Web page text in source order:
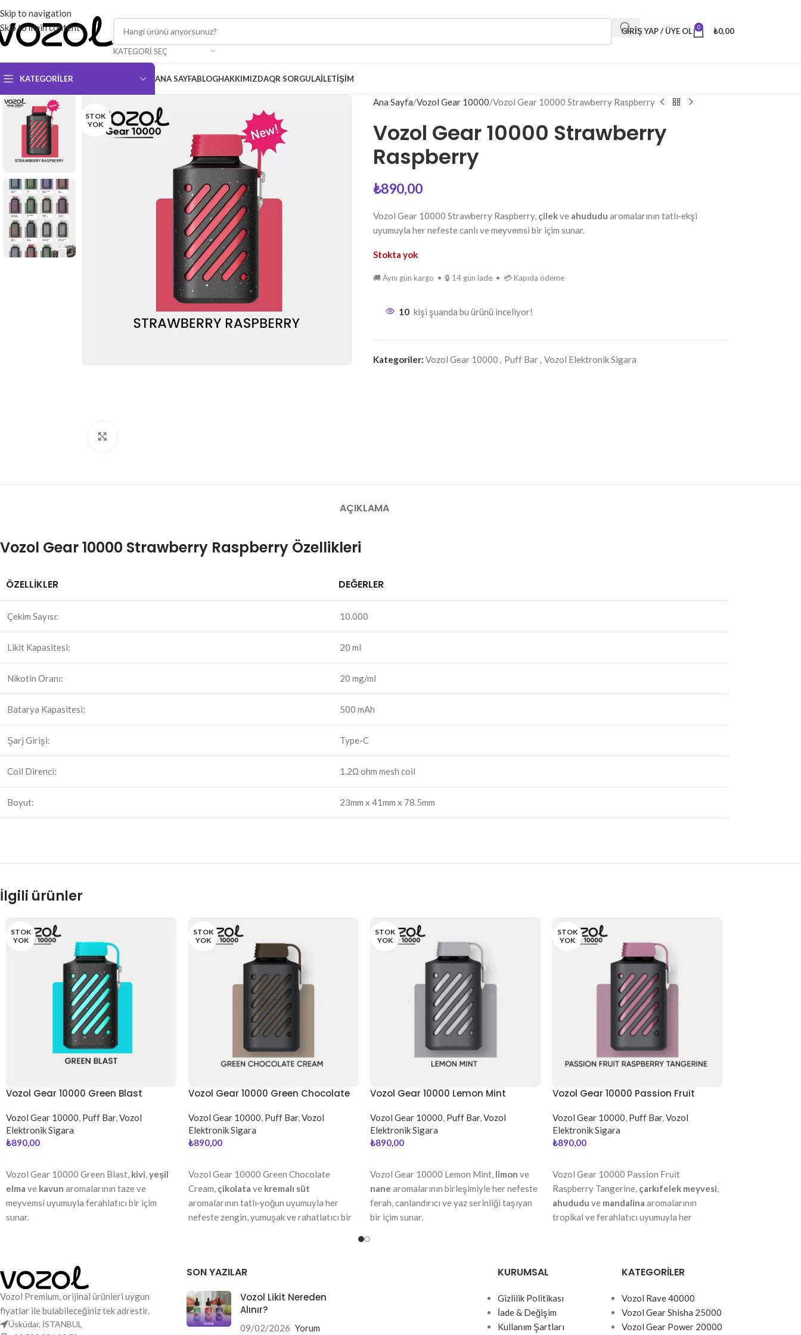
Skip to navigation
Skip to main content
KATEGORI SEÇ
GIRIŞ YAP / ÜYE OL 0 ₺0,00
KATEGORILER ANA SAYFABLOGHAKKIMIZDAQR SORGULAİLETIŞIM
STOK
YOK
Ana Sayfa Vozol Gear 10000 Vozol Gear 10000 Strawberry Raspberry
Vozol Gear 10000 Strawberry
Raspberry
₺890,00
Vozol Gear 10000 Strawberry Raspberry, çilekve ahududu aromalarının tatlı‑ekşi
uyumuyla her nefeste canlı ve meyvemsi bir içim sunar.
Stokta yok
🚚 Aynı gün kargo • 🔒 14 gün iade • 💳 Kapıda ödeme
10 kişi şuanda bu ürünü inceliyor!
Kategoriler: Vozol Gear 10000 , Puff Bar, Vozol Elektronik Sigara
AÇIKLAMA
Vozol Gear 10000 Strawberry Raspberry Özellikleri
ÖZELLİKLER DEĞERLER
Çekim Sayısı: 10.000
Likit Kapasitesi: 20 ml
Nikotin Oranı: 20 mg/ml
Batarya Kapasitesi: 500 mAh
Şarj Girişi: Type-C
Coil Direnci: 1.2Ω ohm mesh coil
Boyut: 23mm x 41mm x 78.5mm
İlgili ürünler
STOK
YOK
Vozol Gear 10000 Green Blast
Vozol Gear 10000, Puff Bar,Vozol
Elektronik Sigara
₺890,00
Vozol Gear 10000 Green Blast, kivi,yeşil
elma ve kavun aromalarının taze ve
meyvemsi uyumuyla ferahlatıcı bir içim
sunar.
STOK
YOK
Vozol Gear 10000 Green Chocolate
Vozol Gear 10000, Puff Bar,Vozol
Elektronik Sigara
₺890,00
Vozol Gear 10000 Green Chocolate
Cream, çikolata ve kremalı süt
aromalarının tatlı‑yoğun uyumuyla her
nefeste zengin, yumuşak ve rahatlatıcı bir
STOK
YOK
Vozol Gear 10000 Lemon Mint
Vozol Gear 10000, Puff Bar,Vozol
Elektronik Sigara
₺890,00
Vozol Gear 10000 Lemon Mint, limon ve
nane aromalarının birleşimiyle her nefeste
ferah, canlandırıcı ve yaz serinliği taşıyan
bir içim sunar.
STOK
YOK
Vozol Gear 10000 Passion Fruit
Vozol Gear 10000, Puff Bar,Vozol
Elektronik Sigara
₺890,00
Vozol Gear 10000 Passion Fruit
Raspberry Tangerine, çarkıfelek meyvesi,
ahududu ve mandalina aromalarının
tropikal ve ferahlatıcı uyumuyla her
Vozol Premium, orijinal ürünleri uygun
fiyatlar ile bulabileceğiniz tek adrestir.
Üsküdar, İSTANBUL
SON YAZILAR
Vozol Likit Nereden
Alınır?
09/02/2026 Yorum
KURUMSAL
Gizlilik Politikası
İade & Değişim
Kullanım Şartları
KATEGORILER
Vozol Rave 40000
Vozol Gear Shisha 25000
Vozol Gear Power 20000